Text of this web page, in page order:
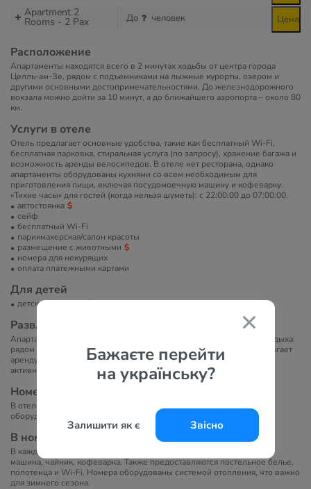
Бажаєте перейти
на українську?
Залишити як є Звісно
Apartment 2
Rooms - 2 Pax До человек Цена
Расположение
Апартаменты находятся всего в 2 минутах ходьбы от центра города
Целль-ам-Зе, рядом с подъемниками на лыжные курорты, озером и
другими основными достопримечательностями. До железнодорожного
вокзала можно дойти за 10 минут, а до ближайшего аэропорта – около 80
км.
Услуги в отеле
Отель предлагает основные удобства, такие как бесплатный Wi-Fi,
бесплатная парковка, стиральная услуга (по запросу), хранение багажа и
возможность аренды велосипедов. В отеле нет ресторана, однако
апартаменты оборудованы кухнями со всем необходимым для
приготовления пищи, включая посудомоечную машину и кофеварку.
«Тихие часы» для гостей (когда нельзя шуметь): с 22:00:00 до 07:00:00.
автостоянка
сейф
бесплатный Wi-Fi
парикмахерская/салон красоты
размещение с животными
номера для некурящих
оплата платежными картами
Для детей
детская кроватка
Развлечение и спорт
Апартаменты идеально расположены для любителей активного отдыха:
рядом находятся лыжные трассы и пешие маршруты. Отель предлагает
аренду снаряжения для зимних видов спорта и велосипедов для
активного отдыха.
Номера
В отеле есть 8 апартаментов с современным интерьером,
оборудованных кухнями, балконами или террасами.
В номерах
В каждом номере есть кухня со всеми удобствами: посудомоечная
машина, чайник, кофеварка. Также предоставляются постельное белье,
полотенца и Wi-Fi. Номера оборудованы системой отопления, что важно
для зимнего сезона.